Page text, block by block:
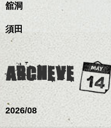
舘洞
須田
ARCHEVE
2026/08